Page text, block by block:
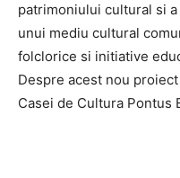
patrimoniului cultural si
unui mediu cultural
folclorice si initiative
Despre acest nou
Casei de Cultura Pontus